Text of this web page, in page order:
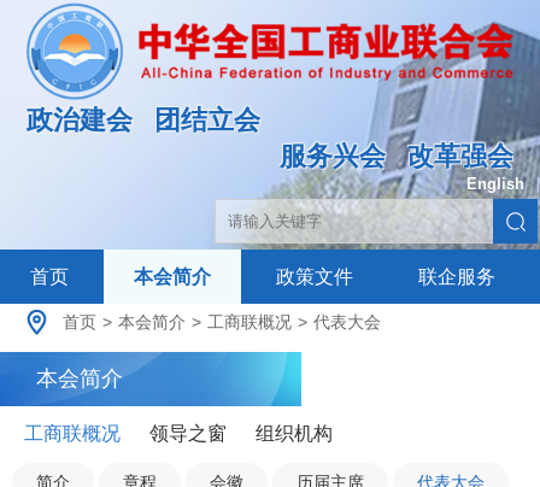
政治建会
团结立会
服务兴会 改革强会
English |
首页 本会简介 政策文件 联企服务
首页 > 本会简介 > 工商联概况 > 代表大会
本会简介
工商联概况
简介 章程 会徽 历届主席 代表大会
领导之窗 组织机构